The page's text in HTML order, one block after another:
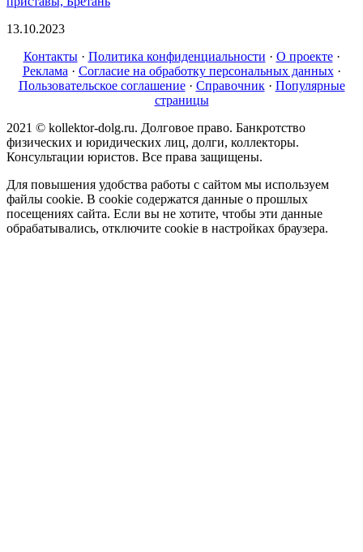
13.10.2023
Контакты· Политика конфиденциальности · О проекте·
Реклама · Согласие на обработку персональных данных·
Пользовательское соглашение· Справочник· Популярные
страницы
2021 © kollektor-dolg.ru. Долговое право. Банкротство
физических и юридических лиц, долги, коллекторы.
Консультации юристов. Все права защищены.
Для повышения удобства работы с сайтом мы используем
файлы cookie. В cookie содержатся данные о прошлых
посещениях сайта. Если вы не хотите, чтобы эти данные
обрабатывались, отключите cookie в настройках браузера.